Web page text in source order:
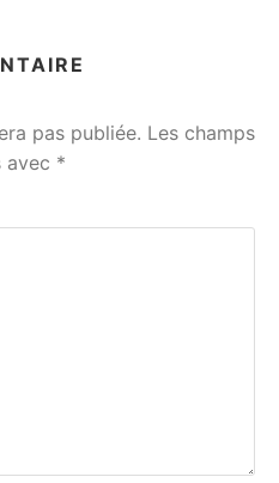
pas publiée. Les champs
avec *